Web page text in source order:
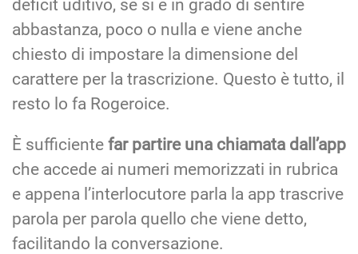
deficit uditivo, se si è in grado di sentire
abbastanza, poco o nulla e viene anche
chiesto di impostare la dimensione del
carattere per la trascrizione. Questo è tutto, il
resto lo fa Rogeroice.
È sufficiente far partire una chiamata dall’app
che accede ai numeri memorizzati in rubrica
e appena l’interlocutore parla la app trascrive
parola per parola quello che viene detto,
facilitando la conversazione.